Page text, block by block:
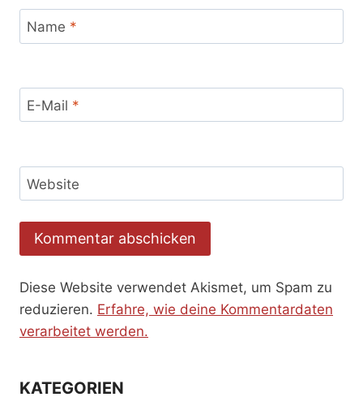
Name *
E-Mail *
Website
Diese Website verwendet Akismet, um Spam zu
reduzieren. Erfahre, wie deine Kommentardaten
verarbeitet werden.
KATEGORIEN